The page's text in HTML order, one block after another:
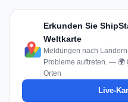
Erkunden Sie
Weltkarte
Meldungen nach
Probleme auftreten. — 🌍
Orten
Live-